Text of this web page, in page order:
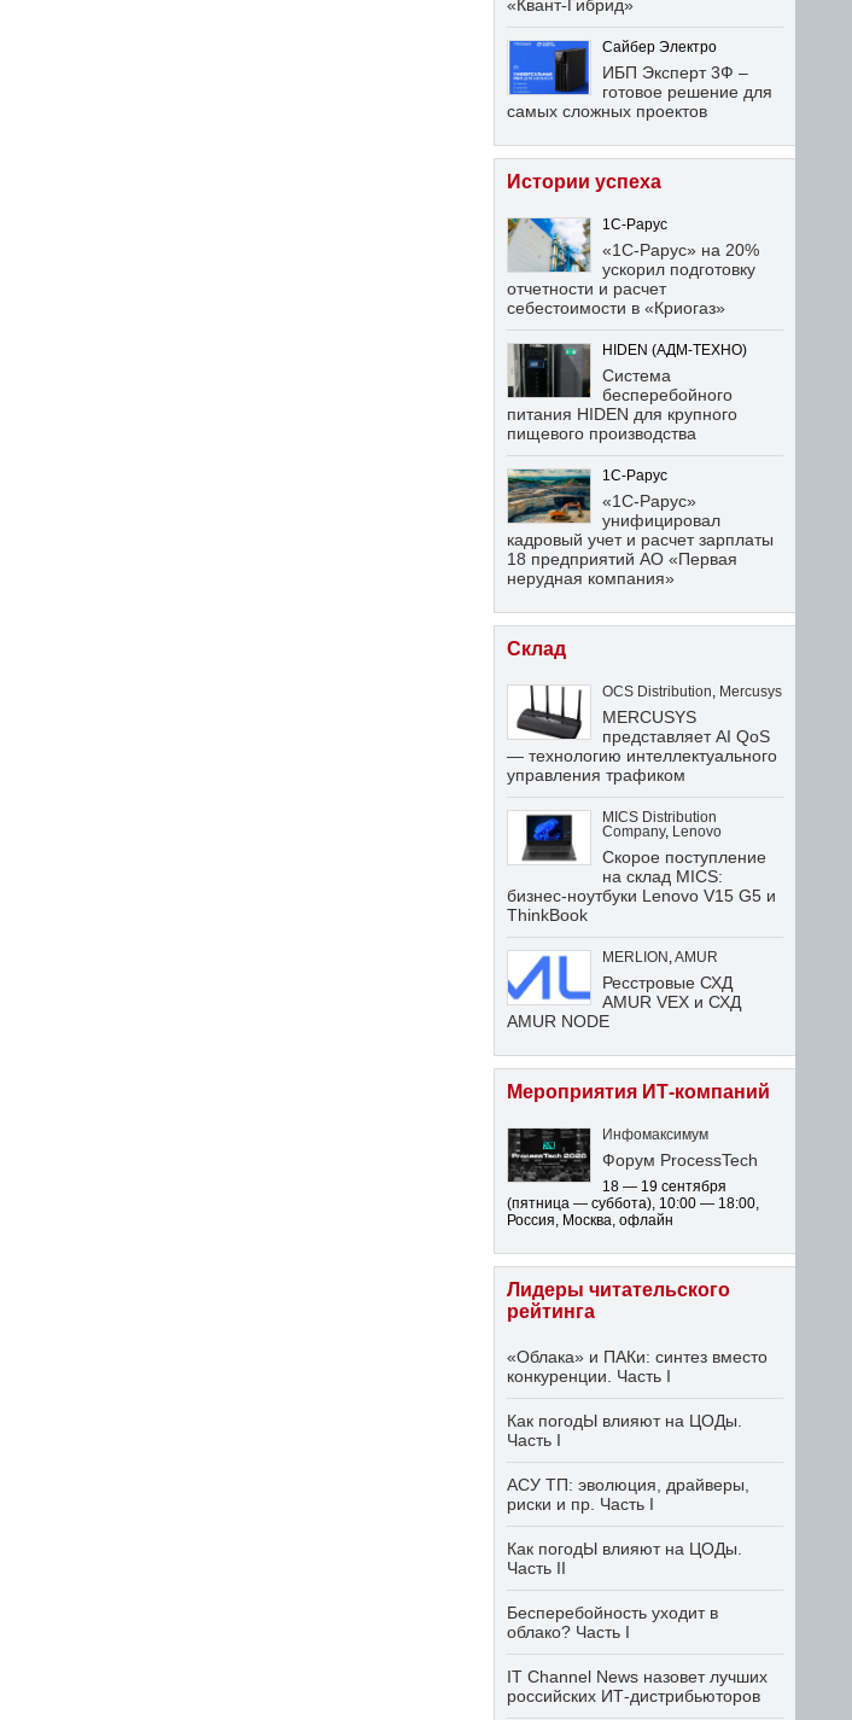
«Квант-Гибрид»
Сайбер Электро
ИБП Эксперт 3Ф –
готовое решение для
самых сложных проектов
Истории успеха
1С-Рарус
«1С-Рарус» на 20%
ускорил подготовку
отчетности и расчет
себестоимости в «Криогаз»
HIDEN (АДМ-ТЕХНО)
Система
бесперебойного
питания HIDEN для крупного
пищевого производства
1С-Рарус
«1С-Рарус»
унифицировал
кадровый учет и расчет зарплаты
18 предприятий АО «Первая
нерудная компания»
Склад
OCS Distribution Mercusys
MERCUSYS
представляет AI QoS
— технологию интеллектуального
управления трафиком
MICS Distribution
Company, Lenovo
Скорое поступление
на склад MICS:
бизнес-ноутбуки Lenovo V15 G5 и
ThinkBook
MERLION AMUR
Ресстровые СХД
AMUR VEX и СХД
AMUR NODE
Мероприятия ИТ-компаний
Инфомаксимум
Форум ProcessTech
18 — 19 сентября
(пятница — суббота), 10:00 — 18:00,
Россия, Москва, офлайн
Лидеры читательского
рейтинга
«Облака» и ПАКи: синтез вместо
конкуренции. Часть I
Как погодЫ влияют на ЦОДы.
Часть I
АСУ ТП: эволюция, драйверы,
риски и пр. Часть I
Как погодЫ влияют на ЦОДы.
Часть II
Бесперебойность уходит в
облако? Часть I
IT Channel News назовет лучших
российских ИТ-дистрибьюторов